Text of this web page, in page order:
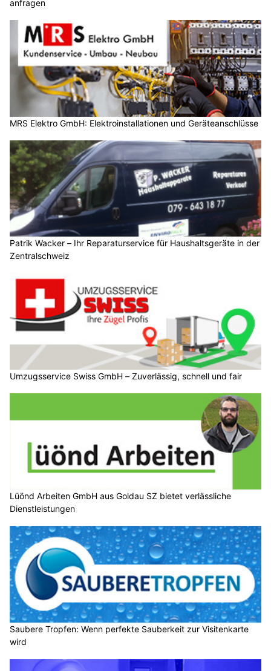
anfragen
MRS Elektro GmbH: Elektroinstallationen und Geräteanschlüsse
Patrik Wacker – Ihr Reparaturservice für Haushaltsgeräte in der
Zentralschweiz
Umzugsservice Swiss GmbH – Zuverlässig, schnell und fair
Lüönd Arbeiten GmbH aus Goldau SZ bietet verlässliche
Dienstleistungen
Saubere Tropfen: Wenn perfekte Sauberkeit zur Visitenkarte
wird